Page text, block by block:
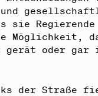
sie Regierende
Möglichkeit,
oder gar
der Straße